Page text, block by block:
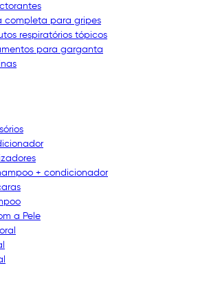
completa para gripes
respiratórios tópicos
para garganta
+ condicionador
a Pele